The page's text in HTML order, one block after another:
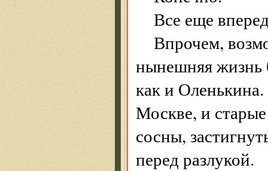
Все еще
Впрочем,
нынешняя жизнь
как и Оленькина.
Москве, и
сосны,
перед разлукой.